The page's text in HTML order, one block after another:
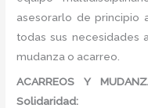
asesorarlo de principio
todas sus necesidades
mudanza o acarreo.
ACARREOS Y
Solidaridad: